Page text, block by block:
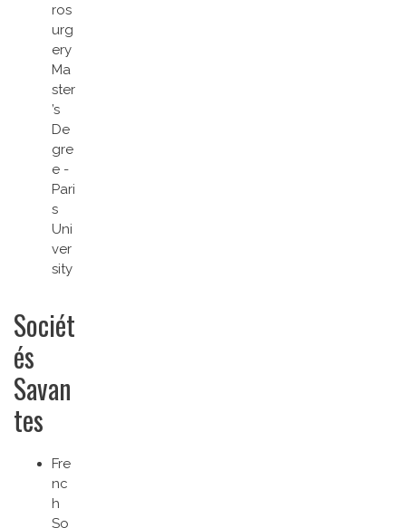
ros
urg
ery
Ma
ster
’s
De
gre
e -
Pari
s
Uni
ver
sity
Sociét
és
Savan
tes
Fre
nc
h
So